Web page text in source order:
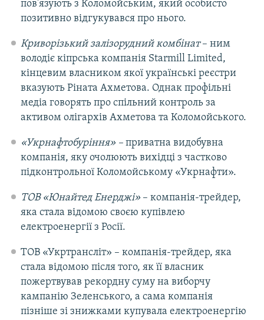
пов'язують з Коломойським, який особисто
позитивно відгукувався про нього.
Криворізький залізорудний комбінат– ним
володіє кіпрська компанія Starmill Limited,
кінцевим власником якої українські реєстри
вказують Ріната Ахметова. Однак профільні
медіа говорять про спільний контроль за
активом олігархів Ахметова та Коломойського.
«Укрнафтобуріння» –приватна видобувна
компанія, яку очолюють вихідці з частково
підконтрольної Коломойському «Укрнафти».
ТОВ «Юнайтед Енерджі»– компанія-трейдер,
яка стала відомою своєю купівлею
електроенергії з Росії.
ТОВ «Укртрансліт» – компанія-трейдер, яка
стала відомою після того, як її власник
пожертвував рекордну суму на виборчу
кампанію Зеленського, а сама компанія
пізніше зі знижками купувала електроенергію